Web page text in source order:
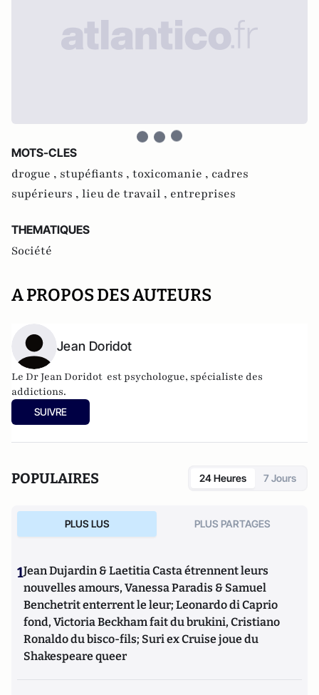
MOTS-CLES
drogue , stupéfiants , toxicomanie , cadres
supérieurs , lieu de travail , entreprises
THEMATIQUES
Société
A PROPOS DES AUTEURS
Jean Doridot
Le Dr Jean Doridot est psychologue, spécialiste des
addictions.
SUIVRE
POPULAIRES 24 Heures 7 Jours
PLUS LUS PLUS PARTAGES
1Jean Dujardin & Laetitia Casta étrennent leurs
nouvelles amours, Vanessa Paradis & Samuel
Benchetrit enterrent le leur; Leonardo di Caprio
fond, Victoria Beckham fait du brukini, Cristiano
Ronaldo du bisco-fils; Suri ex Cruise joue du
Shakespeare queer